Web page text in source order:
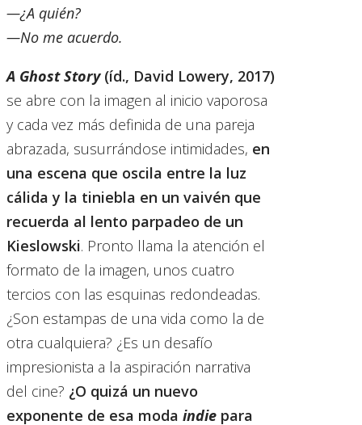
—¿A quién?
—No me acuerdo.
A Ghost Story(íd., David Lowery, 2017)
se abre con la imagen al inicio vaporosa
y cada vez más definida de una pareja
abrazada, susurrándose intimidades, en
una escena que oscila entre la luz
cálida y la tiniebla en un vaivén que
recuerda al lento parpadeo de un
Kieslowski. Pronto llama la atención el
formato de la imagen, unos cuatro
tercios con las esquinas redondeadas.
¿Son estampas de una vida como la de
otra cualquiera? ¿Es un desafío
impresionista a la aspiración narrativa
del cine? ¿O quizá un nuevo
exponente de esa moda indie para